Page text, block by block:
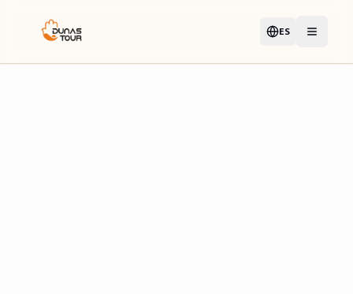
ES
IdiomaAbrir